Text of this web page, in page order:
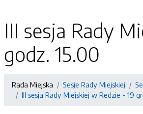
III sesja Rady
godz. 15.00
Rada Miejska Sesje Rady Miejskiej
III sesja Rady Miejskiej w Redzie - 19